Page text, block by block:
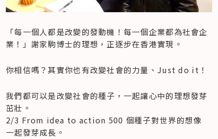
「每一個人都是改變的發動機！每一個企業都為社會企
業！」謝家駒博士的理想，正逐步在香港實現。
你相信嗎？其實你也有改變社會的力量、Just do it！
我們都可以是改變社會的種子，一起讓心中的理想發芽
茁壯。
2/3 From idea to action 500 個種子對世界的想像
一起發芽成長。